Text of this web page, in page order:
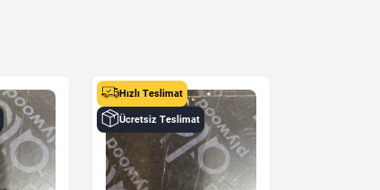
Hızlı Teslimat
Ücretsiz Teslimat